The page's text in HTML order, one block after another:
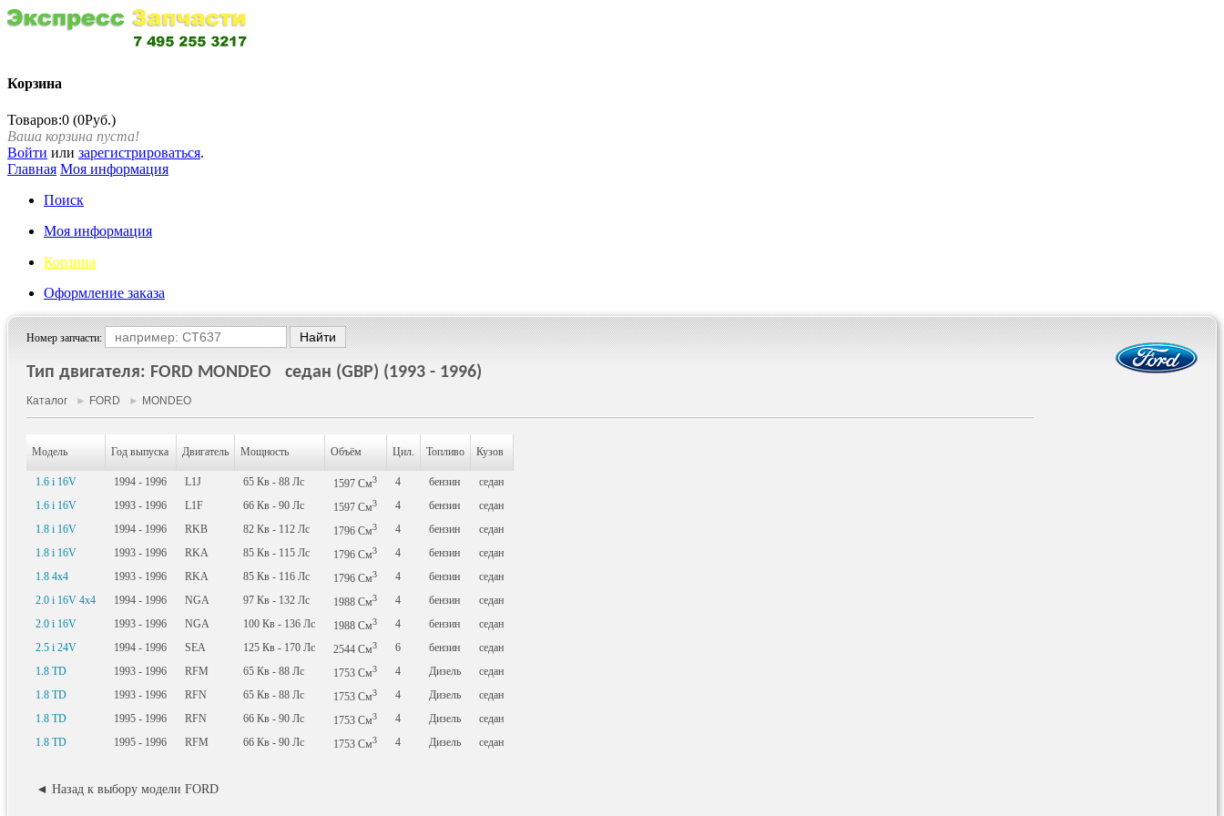
Корзина
Товаров:0 (0Руб.)
Ваша корзина пуста!
Войти или зарегистрироваться.
Главная Моя информация
Поиск
Моя информация
Корзина
Оформление заказа
Номер запчасти:
Тип двигателя: FORD MONDEO седан (GBP) (1993 - 1996)
Каталог ► FORD ► MONDEO
Модель Год выпуска Двигатель Мощность Объём Цил. Топливо Кузов
1.6 i 16V 1994 - 1996 L1J 65 Кв - 88 Лс 1597 См3 4 бензин
седан
1.6 i 16V
1993 - 1996 L1F 66 Кв - 90 Лс 1597 См3 4 бензин
седан
1.8 i 16V
1994 - 1996 RKB 82 Кв - 112 Лс 1796 См3 4 бензин
седан
1.8 i 16V
1993 - 1996 RKA 85 Кв - 115 Лс 1796 См3 4 бензин
седан
1.8 4x4
1993 - 1996 RKA 85 Кв - 116 Лс 1796 См3 4 бензин
седан
2.0 i 16V 4x4
1994 - 1996 NGA 97 Кв - 132 Лс 1988 См3 4 бензин
седан
2.0 i 16V
1993 - 1996 NGA 100 Кв - 136 Лс 1988 См3 4 бензин
седан
2.5 i 24V
1994 - 1996 SEA 125 Кв - 170 Лс 2544 См3 6 бензин
седан
1.8 TD
1993 - 1996 RFM 65 Кв - 88 Лс 1753 См3 4 Дизель
седан
1.8 TD
1993 - 1996 RFN 65 Кв - 88 Лс 1753 См3 4 Дизель
седан
1.8 TD
1995 - 1996 RFN 66 Кв - 90 Лс 1753 См3 4 Дизель
седан
1.8 TD
1995 - 1996 RFM 66 Кв - 90 Лс 1753 См3 4 Дизель седан
◄ Назад к выбору модели FORD